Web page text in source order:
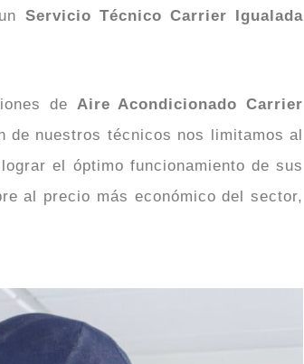
Servicio Técnico Carrier Igualada
de Aire Acondicionado Carrier
de nuestros técnicos nos limitamos al
el óptimo funcionamiento de sus
al precio más económico del sector,